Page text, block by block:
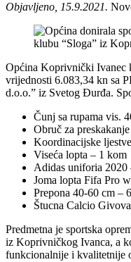
Objavljeno, 15.9.2021.
Općina Koprivnički Ivanec
vrijednosti 6.083,34 kn sa
d.o.o.” iz Svetog Đurđa.
Čunj sa rupama vis.
Obruč za
Koordinacijske
Viseća lopta – 1 kom
Adidas uniforia 2020
Joma lopta Fifa Pro
Prepona 40-60 cm –
Štucna Calcio
Predmetna je sportska
iz Koprivničkog Ivanca, a
funkcionalnije i kvalitetnije